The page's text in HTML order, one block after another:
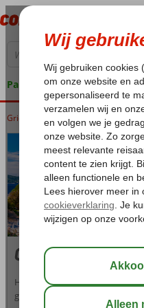
Pakketgarantie
Home
Griekenland Corfu
Corfu
Het Griekse bergeilandje
gouden zandstranden,